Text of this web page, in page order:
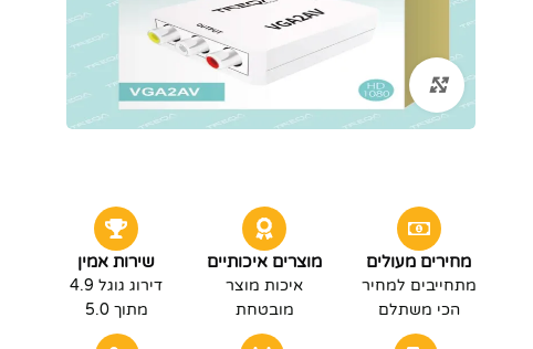
לחץ להגדלה
מחירים מעולים
מתחייבים למחיר
הכי משתלם
מוצרים איכותיים
איכות מוצר
מובטחת
שירות אמין
דירוג גוגל 4.9
מתוך 5.0